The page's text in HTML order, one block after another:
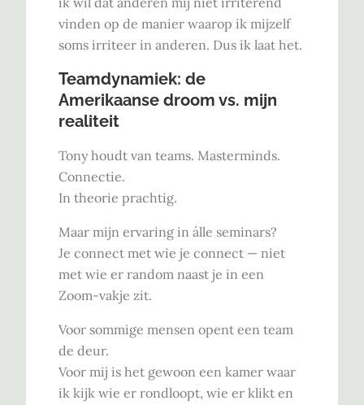
vinden op de manier waarop ik mijzelf
soms irriteer in anderen. Dus ik laat het.
Teamdynamiek: de
Amerikaanse droom vs. mijn
realiteit
Tony houdt van teams. Masterminds.
Connectie.
In theorie prachtig.
Maar mijn ervaring in álle seminars?
Je connect met wie je connect — niet
met wie er random naast je in een
Zoom-vakje zit.
Voor sommige mensen opent een team
de deur.
Voor mij is het gewoon een kamer waar
ik kijk wie er rondloopt, wie er klikt en